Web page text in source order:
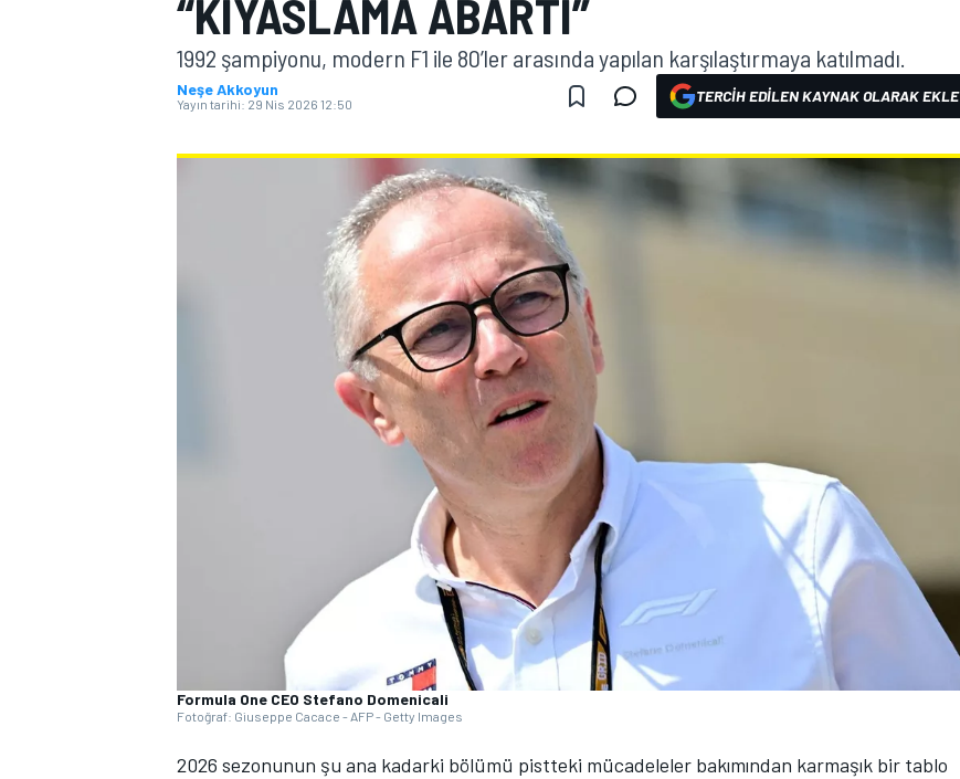
MOTOGP
WRC
“KIYASLAMA ABARTI”
1992 şampiyonu, modern F1 ile 80’ler arasında yapılan karşılaştırmaya katılmadı.
Neşe Akkoyun
Yayın tarihi: 29 Nis 2026 12:50 TERCIH EDILEN KAYNAK OLARAK EKLE
Formula One CEO Stefano Domenicali
Fotoğraf: Giuseppe Cacace - AFP - Getty Images
2026 sezonunun şu ana kadarki bölümü pistteki mücadeleler bakımından karmaşık bir tablo